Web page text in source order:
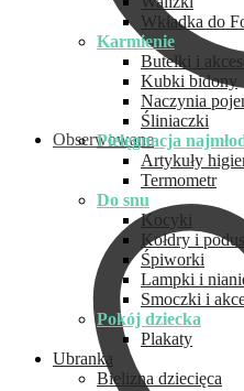
Obserwowane
Wkładka do
Karmienie
Butelki i
Kubki bidony
Naczynia
Śliniaczki
Pielęgnacja
Artykuły
Termometr
Do snu
Kocyki
Kołdry i
Śpiworki
Lampki i
Smoczki i
Pokój dziecka
Plakaty
Ubranka
Bielizna dziecięca